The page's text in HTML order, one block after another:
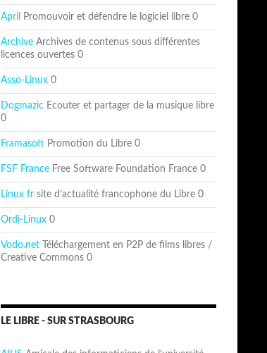
April Promouvoir et défendre le logiciel libre 0
Archive Archives de contenus sous différentes
licences ouvertes 0
Asso-Linux 0
Dogmazic Ecouter et partager de la musique libre
0
Framasoft Promotion du Libre 0
FSF France Free Software Foundation France 0
Linux fr site d’actualité francophone du Libre 0
Ordi-Linux 0
Vodo.net Téléchargement en P2P de films libres /
Creative Commons 0
LE LIBRE - SUR STRASBOURG